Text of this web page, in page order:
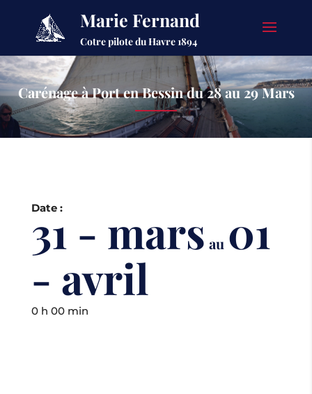
Marie Fernand
Cotre pilote du Havre 1894
Carénage à Port en Bessin du 28 au 29 Mars
Date :
31 - mars au 01
- avril
0 h 00 min